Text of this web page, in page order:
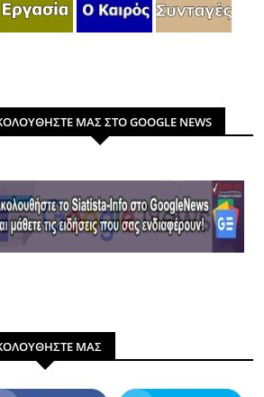
ΜΑΣ ΣΤΟ GOOGLE NEWS
ΜΑΣ